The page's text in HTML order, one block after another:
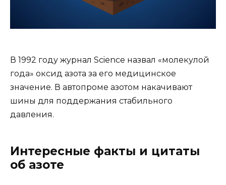
В 1992 году журнал Science назвал «молекулой
года» оксид азота за его медицинское
значение. В автопроме азотом накачивают
шины для поддержания стабильного
давления.
Интересные факты и цитаты
об азоте